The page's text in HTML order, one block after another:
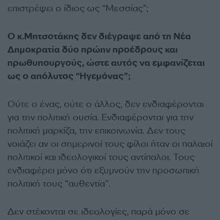
επιστρέψει ο ίδιος ως “Μεσσίας”;
Ο κ.Μητσοτάκης δεν διέγραψε από τη Νέα
Δημοκρατία δύο πρώην προέδρους και
πρωθυπουργούς, ώστε αυτός να εμφανίζεται
ως ο απόλυτος “Ηγεμόνας”;
Ούτε ο ένας, ούτε ο άλλος, δεν ενδιαφέρονται
για την πολιτική ουσία. Ενδιαφέρονται για την
πολιτική μαρκίζα, την επικοινωνία. Δεν τους
νοιάζει αν οι σημερινοί τους φίλοι ήταν οι παλαιοί
πολιτικοί και ιδεολογικοί τους αντίπαλοι. Τους
ενδιαφέρει μόνο ότι εξυμνούν την προσωπική
πολιτική τους “αυθεντία”.
Δεν στέκονται σε ιδεολογίες, παρά μόνο σε